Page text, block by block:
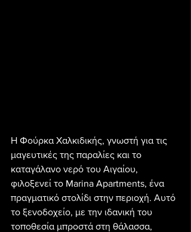
Η Φούρκα Χαλκιδικής, γνωστή για τις
μαγευτικές της παραλίες και το
καταγάλανο νερό του Αιγαίου,
φιλοξενεί το Marina Apartments, ένα
πραγματικό στολίδι στην περιοχή. Αυτό
το ξενοδοχείο, με την ιδανική του
τοποθεσία μπροστά στη θάλασσα,